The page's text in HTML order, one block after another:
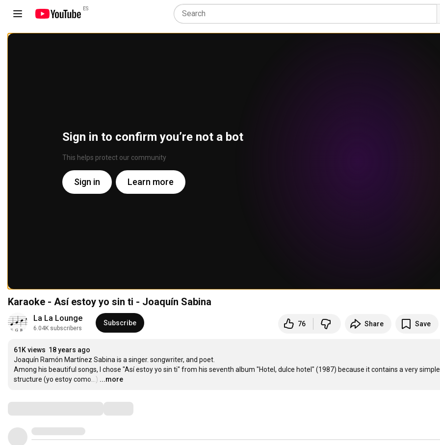
ES
Sign in to confirm you’re not a bot
This helps protect our community
Sign in Learn more
Karaoke - Así estoy yo sin ti - Joaquín Sabina
La La Lounge
6.04K subscribers
Subscribe 76 Share Save
61K views 18 years ago
Joaquín Ramón Martínez Sabina is a singer. songwriter, and poet.
Among his beautiful songs, I chose "Así estoy yo sin ti" from his seventh album "Hotel, dulce hotel" (1987) because it contains a very simple
structure (yo estoy como...) …
...more